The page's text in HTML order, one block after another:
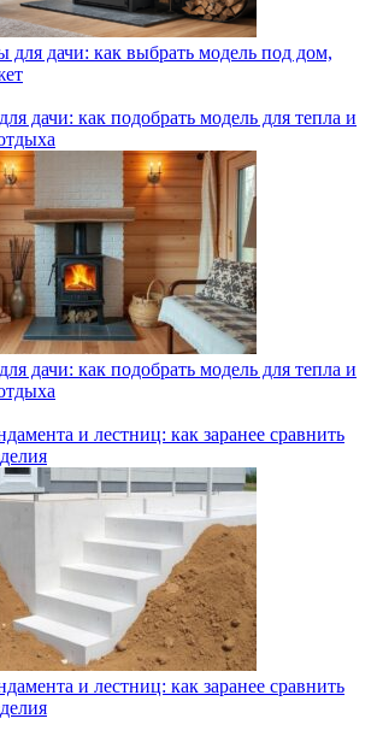
дачи: как выбрать модель под дом,
дачи: как подобрать модель для тепла и
дачи: как подобрать модель для тепла и
и лестниц: как заранее сравнить
и лестниц: как заранее сравнить